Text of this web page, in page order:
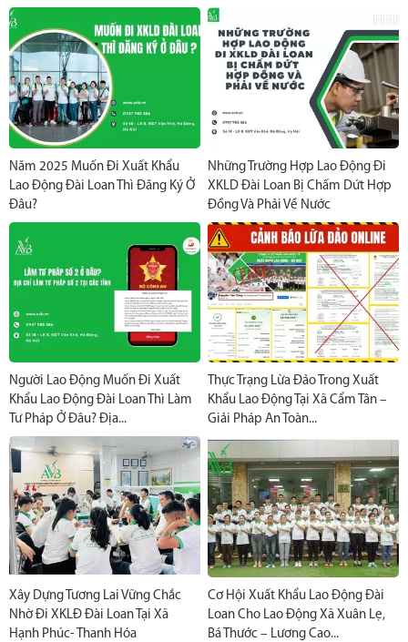
Năm 2025 Muốn Đi Xuất Khẩu
Lao Động Đài Loan Thì Đăng Ký Ở
Đâu?
Những Trường Hợp Lao Động Đi
XKLD Đài Loan Bị Chấm Dứt Hợp
Đồng Và Phải Về Nước
Người Lao Động Muốn Đi Xuất
Khẩu Lao Động Đài Loan Thì Làm
Tư Pháp Ở Đâu? Địa...
Thực Trạng Lừa Đảo Trong Xuất
Khẩu Lao Động Tại Xã Cẩm Tân –
Giải Pháp An Toàn...
Xây Dựng Tương Lai Vững Chắc
Nhờ Đi XKLĐ Đài Loan Tại Xã
Hạnh Phúc- Thanh Hóa
Cơ Hội Xuất Khẩu Lao Động Đài
Loan Cho Lao Động Xã Xuân Lẹ,
Bá Thước – Lương Cao...